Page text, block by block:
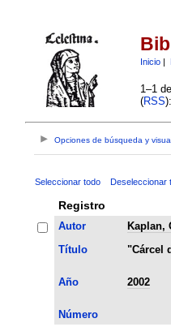
Inicio|
1–1
(RSS):
Opciones de búsqueda y
Seleccionar todo Deseleccionar
Registro
Autor
Kaplan,
Título
"Cárcel
Año 2002
Número